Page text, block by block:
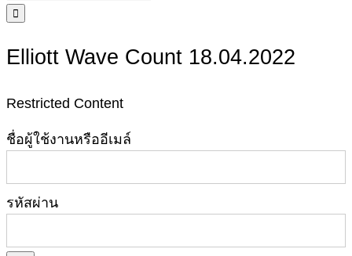
for:
Elliott Wave Count 18.04.2022
Restricted Content
ชื่อผู้ใช้งานหรืออีเมล์
รหัสผ่าน